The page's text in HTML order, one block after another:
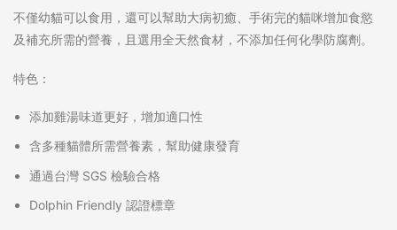
不僅幼貓可以食用，還可以幫助大病初癒、手術完的貓咪增加食慾
及補充所需的營養，且選用全天然食材，不添加任何化學防腐劑。
特色：
添加雞湯味道更好，增加適口性
含多種貓體所需營養素，幫助健康發育
通過台灣 SGS 檢驗合格
Dolphin Friendly 認證標章